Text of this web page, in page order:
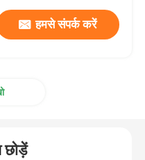
हमसे संपर्क करें